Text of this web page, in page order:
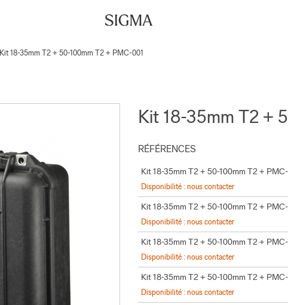
Kit 18-35mm T2 + 50-100mm T2 + PMC-001
Kit 18-35mm T2 +
RÉFÉRENCES
Kit 18-35mm T2 + 50-100mm T2 +
Disponibilité : nous contacter
Kit 18-35mm T2 + 50-100mm T2 +
Disponibilité : nous contacter
Kit 18-35mm T2 + 50-100mm T2 +
Disponibilité : nous contacter
Kit 18-35mm T2 + 50-100mm T2 +
Disponibilité : nous contacter